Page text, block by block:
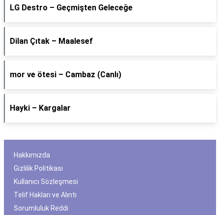
LG Destro – Geçmişten Geleceğe
Dilan Çıtak – Maalesef
​mor ve ötesi – Cambaz (Canlı)
Hayki – Kargalar
Hakkımızda
Gizlilik Politikası
Kullanıcı Sözleşmesi
Telif Hakları ve Alıntı
Sorumluluk Reddi